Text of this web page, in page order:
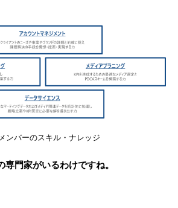
ンバーのスキル・ナレッジ
門家がいるわけですね。